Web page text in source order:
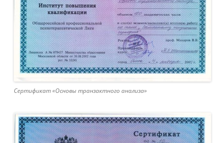
Сертификат «Основы транзактного анализа»